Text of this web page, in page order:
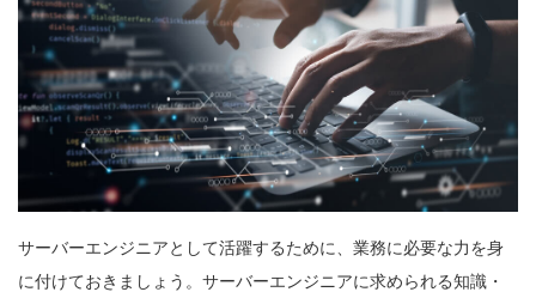
サーバーエンジニアとして活躍するために、業務に必要な力を身
に付けておきましょう。サーバーエンジニアに求められる知識・